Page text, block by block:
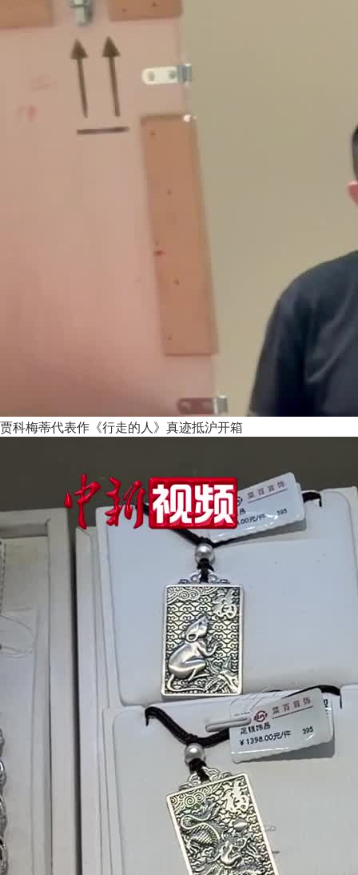
贾科梅蒂代表作《行走的人》真迹抵沪开箱